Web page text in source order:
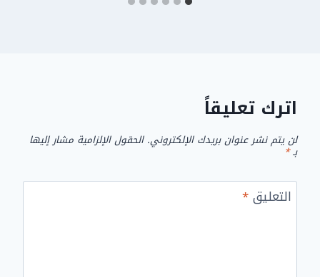
اترك تعليقاً
لن يتم نشر عنوان بريدك الإلكتروني. الحقول الإلزامية مشار إليها
بـ*
التعليق*